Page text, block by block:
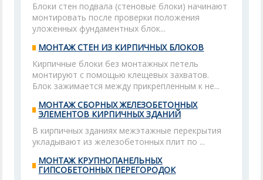
Блоки стен подвала (стеновые блоки) начинают
монтировать после проверки положения
уложенных фундаментных блок...
МОНТАЖ СТЕН ИЗ КИРПИЧНЫХ БЛОКОВ
Кирпичные блоки без монтажных петель
монтируют с помощью клещевых захватов.
Блок зажимается между прикрепленным к не...
МОНТАЖ СБОРНЫХ ЖЕЛЕЗОБЕТОННЫХ
ЭЛЕМЕНТОВ КИРПИЧНЫХ ЗДАНИЙ
В кирпичных зданиях межэтажные перекрытия
укладывают из железобетонных плит по ...
МОНТАЖ КРУПНОПАНЕЛЬНЫХ
ГИПСОБЕТОННЫХ ПЕРЕГОРОДОК